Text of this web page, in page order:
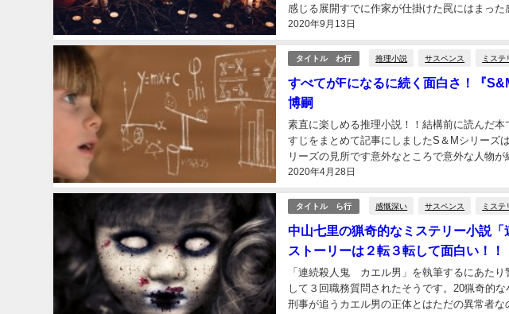
2020年9月13日
感じる展開すでに作家が仕掛けた罠にはまっ
させるストーリー展開...
タイトル わ行 推理小説 サスペンス ミステ
すべてがFになるに続く面白さ！『
博嗣
2020年4月28日
素直に楽しめる推理小説！！結構前に読んだ
すじをまとめて記事にしましたS＆Mシリーズ
リーズの見所です意外なところで意外な人物
回収になっていたりもします噛めば噛むほど味
タイトル ら行 感慨深い サスペンス ミステ
中山七里の猟奇的なミステリー小説
ストーリーは２転３転して面白い！！
「連続殺人鬼 カエル男」を執筆するにあた
して３回職務質問されたそうです。20猟奇的
刑事が追うカエル男の正体とはただの異常者